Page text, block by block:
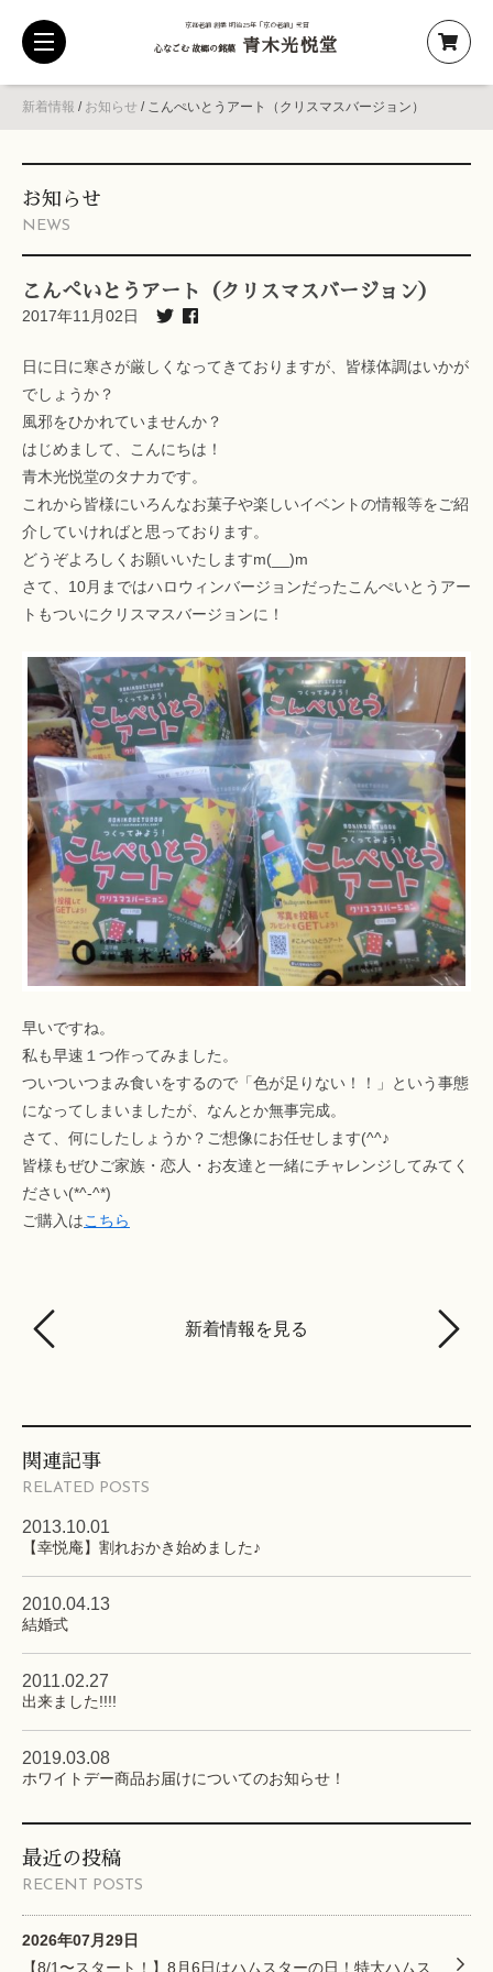
京都老舗 創業 明治25年「京の老舗」受賞
心なごむ 故郷の銘菓 青木光悦堂
toggle
navigation
新着情報 / お知らせ / こんぺいとうアート（クリスマスバージョン）
最近の投稿
RECENT POSTS
2026年07月29日
【8/1〜スタート！】8月6日はハムスターの日！特大ハムス
お知らせ
NEWS
こんぺいとうアート（クリスマスバージョン）
2017年11月02日
日に日に寒さが厳しくなってきておりますが、皆様体調はいかが
でしょうか？
風邪をひかれていませんか？
はじめまして、こんにちは！
青木光悦堂のタナカです。
これから皆様にいろんなお菓子や楽しいイベントの情報等をご紹
介していければと思っております。
どうぞよろしくお願いいたしますm(__)m
さて、10月まではハロウィンバージョンだったこんぺいとうアー
トもついにクリスマスバージョンに！
早いですね。
私も早速１つ作ってみました。
ついついつまみ食いをするので「色が足りない！！」という事態
になってしまいましたが、なんとか無事完成。
さて、何にしたしょうか？ご想像にお任せします(^^♪
皆様もぜひご家族・恋人・お友達と一緒にチャレンジしてみてく
ださい(*^-^*)
ご購入はこちら
新着情報を見る
関連記事
RELATED POSTS
2013.10.01
【幸悦庵】割れおかき始めました♪
2010.04.13
結婚式
2011.02.27
出来ました!!!!
2019.03.08
ホワイトデー商品お届けについてのお知らせ！